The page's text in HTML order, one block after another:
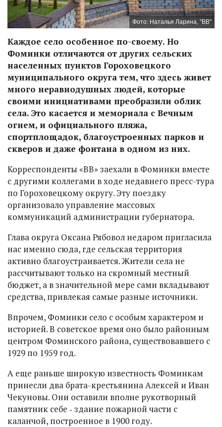
Фото: Наталья Ларина, "ВВ"
Каждое село особенное по-своему. Но
Фоминки отличаются от других сельских
населенных пунктов Гороховецкого
муниципального округа тем, что здесь живет
много неравнодушных людей, которые
своими инициативами преобразили облик
села. Это касается и мемориала с Вечным
огнем, и официального пляжа,
спортплощадок, благоустроенных парков и
скверов и даже фонтана в одном из них.
Корреспонденты «ВВ» заехали в Фоминки вместе
с другими коллегами в ходе недавнего пресс-тура
по Гороховецкому округу. Эту поездку
организовало управление массовых
коммуникаций администрации губернатора.
Глава округа Оксана Рябовол недаром пригласила
нас именно сюда, где сельская территория
активно благоустраивается. Жители села не
рассчитывают только на скромный местный
бюджет, а в значительной мере сами вкладывают
средства, привлекая самые разные источники.
Впрочем, Фоминки село с особым характером и
историей. В советское время оно было районным
центром Фоминского района, существовавшего с
1929 по 1959 год.
А еще раньше широкую известность Фоминкам
принесли два брата-крестьянина Алексей и Иван
Чекуновы. Они оставили вполне рукотворный
памятник себе ‑ здание пожарной части с
каланчой, построенное в 1900 году.